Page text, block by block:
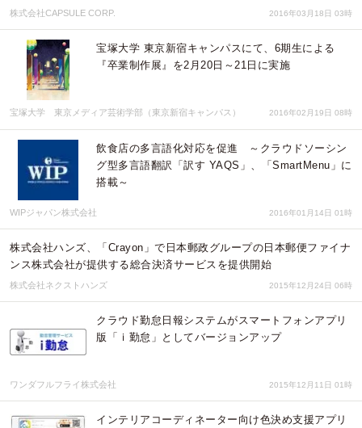
株式会社CAPSULE CORP. 2016年03月18日 03時
宝塚大学 東京新宿キャンパスにて、6期生による
『卒業制作展』を2月20日～21日に実施
宝塚大学 東京メディア芸術学部（東京新宿キャンパス） 2016年02月19日 08時
飲食店の多言語化対応を促進 ～クラウドソーシン
グ型多言語翻訳「訳す YAQS」、「SmartMenu」に
搭載～
WIPジャパン株式会社 2016年01月14日 01時
株式会社ハンズ、「Crayon」で日本郵政グループの日本郵便ファイナ
ンス株式会社が提供する総合決済サービスを提供開始
株式会社ネクストハンズ 2015年12月24日 06時
クラウド勤怠日報システムがスマートフォンアプリ
版「ｉ勤怠」としてバージョンアップ
ワンダフルフライ株式会社 2015年12月11日 01時
インテリアコーディネーター向け色決め支援アプリ